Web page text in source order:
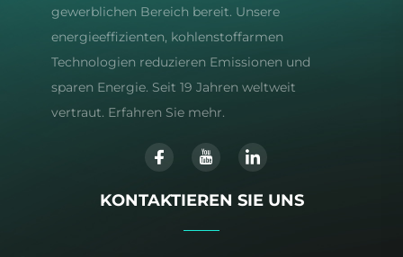
gewerblichen Bereich bereit. Unsere
energieeffizienten, kohlenstoffarmen
Technologien reduzieren Emissionen und
sparen Energie. Seit 19 Jahren weltweit
vertraut. Erfahren Sie mehr.
KONTAKTIEREN SIE UNS